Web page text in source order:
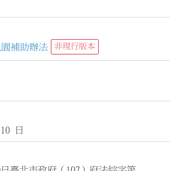
補助辦法
非現行版本
日